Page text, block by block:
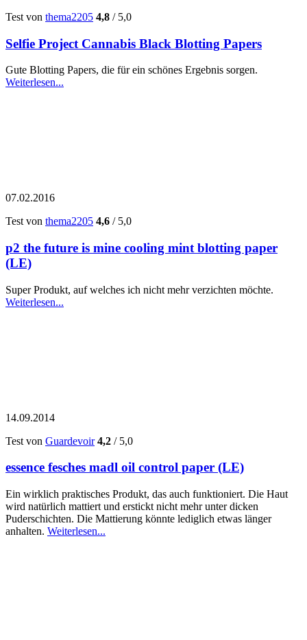
Test von thema2205 4,8 / 5,0
Selfie Project Cannabis Black Blotting Papers
Gute Blotting Papers, die für ein schönes Ergebnis sorgen.
Weiterlesen...
07.02.2016
Test von thema2205 4,6 / 5,0
p2 the future is mine cooling mint blotting paper
(LE)
Super Produkt, auf welches ich nicht mehr verzichten möchte.
Weiterlesen...
14.09.2014
Test von Guardevoir 4,2 / 5,0
essence fesches madl oil control paper (LE)
Ein wirklich praktisches Produkt, das auch funktioniert. Die Haut
wird natürlich mattiert und erstickt nicht mehr unter dicken
Puderschichten. Die Mattierung könnte lediglich etwas länger
anhalten. Weiterlesen...